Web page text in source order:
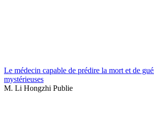
Le médecin capable de prédire la mort et de
mystérieuses
M. Li Hongzhi Publie